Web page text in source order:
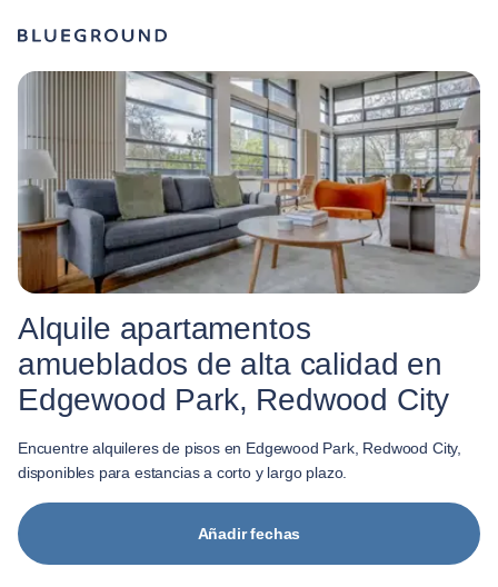
Alquile apartamentos
amueblados de alta calidad en
Edgewood Park, Redwood City
Encuentre alquileres de pisos en Edgewood Park, Redwood City,
disponibles para estancias a corto y largo plazo.
Añadir fechas